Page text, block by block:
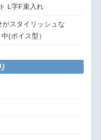
L字F束入れ
スタイリッシュな
(ポイス型）